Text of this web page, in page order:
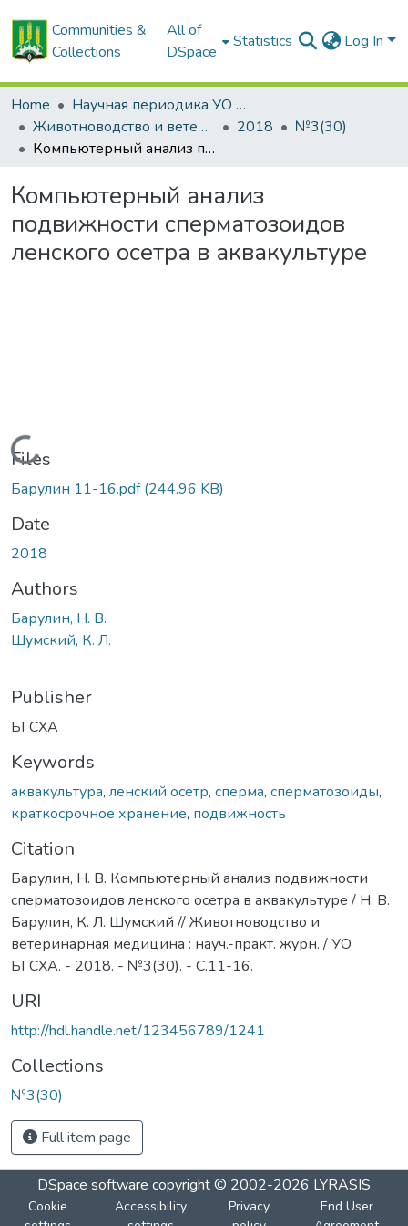
Communities &
Collections
All of
DSpace
Statistics Log In
Home
Научная периодика УО БГСХА
Животноводство и ветеринарная медицина: научно-практический журнал
2018
№3(30)
Компьютерный анализ подвижности сперматозоидов ленского осетра в аквакультуре
Компьютерный анализ
подвижности сперматозоидов
ленского осетра в аквакультуре
Loading...
Files
Барулин 11-16.pdf(244.96 KB)
Date
2018
Authors
Барулин, Н. В.
Шумский, К. Л.
Publisher
БГСХА
Keywords
аквакультура, ленский осетр, сперма, сперматозоиды,
краткосрочное хранение, подвижность
Citation
Барулин, Н. В. Компьютерный анализ подвижности
сперматозоидов ленского осетра в аквакультуре / Н. В.
Барулин, К. Л. Шумский // Животноводство и
ветеринарная медицина : науч.-практ. журн. / УО
БГСХА. - 2018. - №3(30). - С.11-16.
URI
http://hdl.handle.net/123456789/1241
Collections
№3(30)
Full item page
DSpace software copyright © 2002-2026 LYRASIS
Cookie
Accessibility
Privacy
End User